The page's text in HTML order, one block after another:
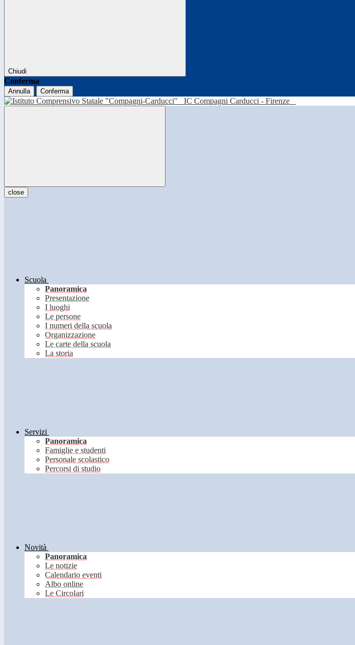
Chiudi
Conferma
Annulla Conferma
IC Compagni Carducci - Firenze
close
Scuola
Panoramica
Presentazione
I luoghi
Le persone
I numeri della scuola
Organizzazione
Le carte della scuola
La storia
Servizi
Panoramica
Famiglie e studenti
Personale scolastico
Percorsi di studio
Novità
Panoramica
Le notizie
Calendario eventi
Albo online
Le Circolari